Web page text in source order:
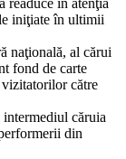
readuce în atenţia
iniţiate în ultimii
naţională, al cărui
fond de carte
către
căruia
din